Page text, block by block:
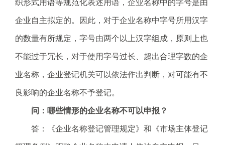
织形式用语等规范化表述用语，企业名称中的字号是由
企业自主拟定的。因此，对于企业名称中字号所用汉字
的数量有所规定，字号由两个以上汉字组成，原则上也
不能过于冗长，对于使用字号过长、超出合理字数的企
业名称，企业登记机关可以依法作出判断，对可能有不
良影响的企业名称不予登记。
问：哪些情形的企业名称不可以申报？
答：《企业名称登记管理规定》和《市场主体登记